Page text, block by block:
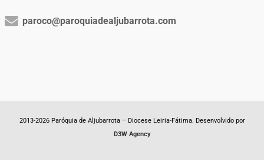
paroco@paroquiadealjubarrota.com
2013-2026 Paróquia de Aljubarrota – Diocese Leiria-Fátima. Desenvolvido por
D3W Agency